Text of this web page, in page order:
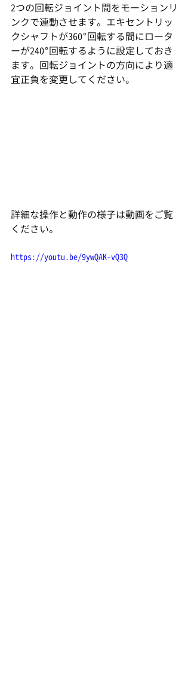
2つの回転ジョイント間をモーションリ
ンクで連動させます。エキセントリッ
クシャフトが360°回転する間にロータ
ーが240°回転するように設定しておき
ます。回転ジョイントの方向により適
宜正負を変更してください。
詳細な操作と動作の様子は動画をご覧
ください。
https://youtu.be/9ywQAK-vQ3Q